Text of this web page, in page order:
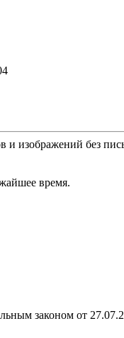
без
время.
законом от